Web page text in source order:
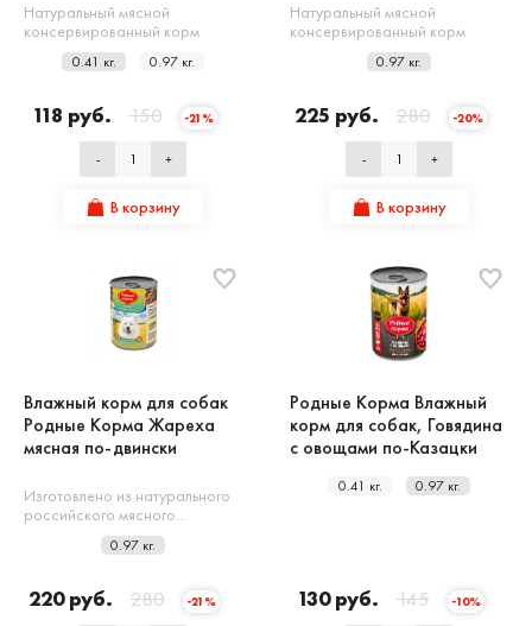
Натуральный мясной
консервированный корм
0.41 кг. 0.97 кг.
118 руб. 150 -21%
- +
В корзину
Натуральный мясной
консервированный корм
0.97 кг.
225 руб. 280 -20%
- +
В корзину
Влажный корм для собак
Родные Корма Жареха
мясная по-двински
Изготовлено из натурального
российского мясного…
0.97 кг.
220 руб. 280 -21%
Родные Корма Влажный
корм для собак, Говядина
с овощами по-Казацки
0.41 кг. 0.97 кг.
130 руб. 145 -10%